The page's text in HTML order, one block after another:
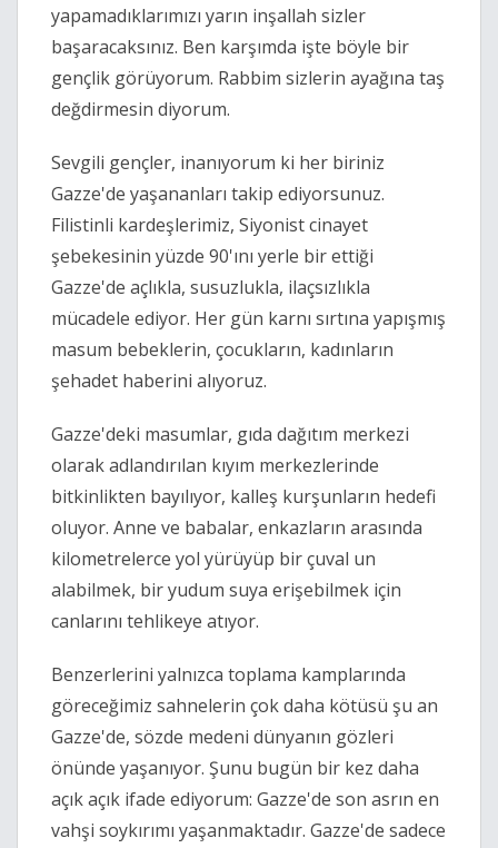
yapamadıklarımızı yarın inşallah sizler
başaracaksınız. Ben karşımda işte böyle bir
gençlik görüyorum. Rabbim sizlerin ayağına taş
değdirmesin diyorum.
Sevgili gençler, inanıyorum ki her biriniz
Gazze'de yaşananları takip ediyorsunuz.
Filistinli kardeşlerimiz, Siyonist cinayet
şebekesinin yüzde 90'ını yerle bir ettiği
Gazze'de açlıkla, susuzlukla, ilaçsızlıkla
mücadele ediyor. Her gün karnı sırtına yapışmış
masum bebeklerin, çocukların, kadınların
şehadet haberini alıyoruz.
Gazze'deki masumlar, gıda dağıtım merkezi
olarak adlandırılan kıyım merkezlerinde
bitkinlikten bayılıyor, kalleş kurşunların hedefi
oluyor. Anne ve babalar, enkazların arasında
kilometrelerce yol yürüyüp bir çuval un
alabilmek, bir yudum suya erişebilmek için
canlarını tehlikeye atıyor.
Benzerlerini yalnızca toplama kamplarında
göreceğimiz sahnelerin çok daha kötüsü şu an
Gazze'de, sözde medeni dünyanın gözleri
önünde yaşanıyor. Şunu bugün bir kez daha
açık açık ifade ediyorum: Gazze'de son asrın en
vahşi soykırımı yaşanmaktadır. Gazze'de sadece